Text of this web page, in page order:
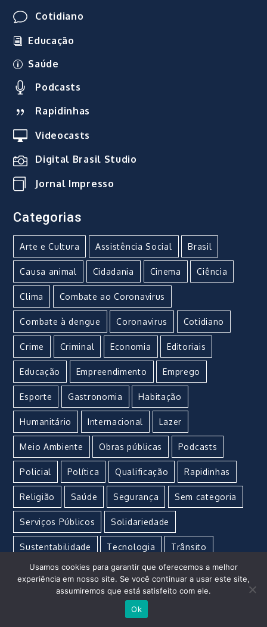
Cotidiano
Educação
Saúde
Podcasts
Rapidinhas
Videocasts
Digital Brasil Studio
Jornal Impresso
Categorias
Arte e Cultura Assistência Social Brasil
Causa animal Cidadania Cinema Ciência
Clima Combate ao Coronavirus
Combate à dengue Coronavirus Cotidiano
Crime Criminal Economia Editoriais
Educação Empreendimento Emprego
Esporte Gastronomia Habitação
Humanitário Internacional Lazer
Meio Ambiente Obras públicas Podcasts
Policial Política Qualificação Rapidinhas
Religião Saúde Segurança Sem categoria
Serviços Públicos Solidariedade
Sustentabilidade Tecnologia Trânsito
Turismo Urgente Vacina Violência
Usamos cookies para garantir que oferecemos a melhor
experiência em nosso site. Se você continuar a usar este site,
assumiremos que está satisfeito com ele.
Ok